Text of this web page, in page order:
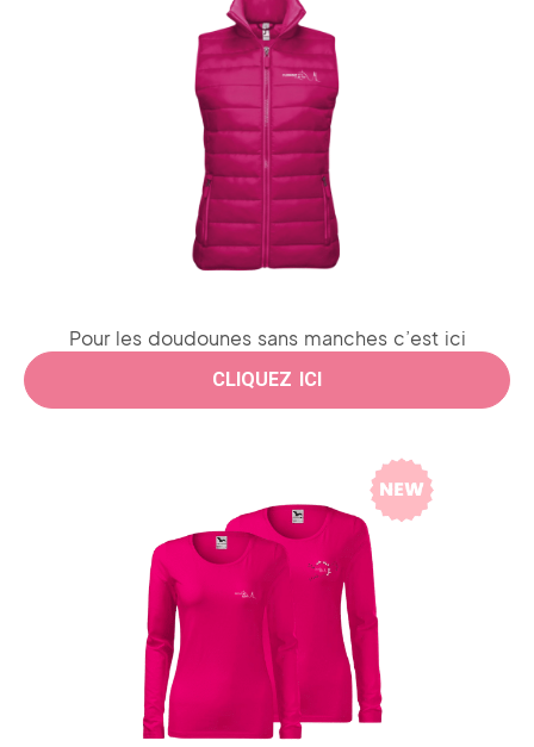
Pour les doudounes sans manches c’est ici
CLIQUEZ ICI